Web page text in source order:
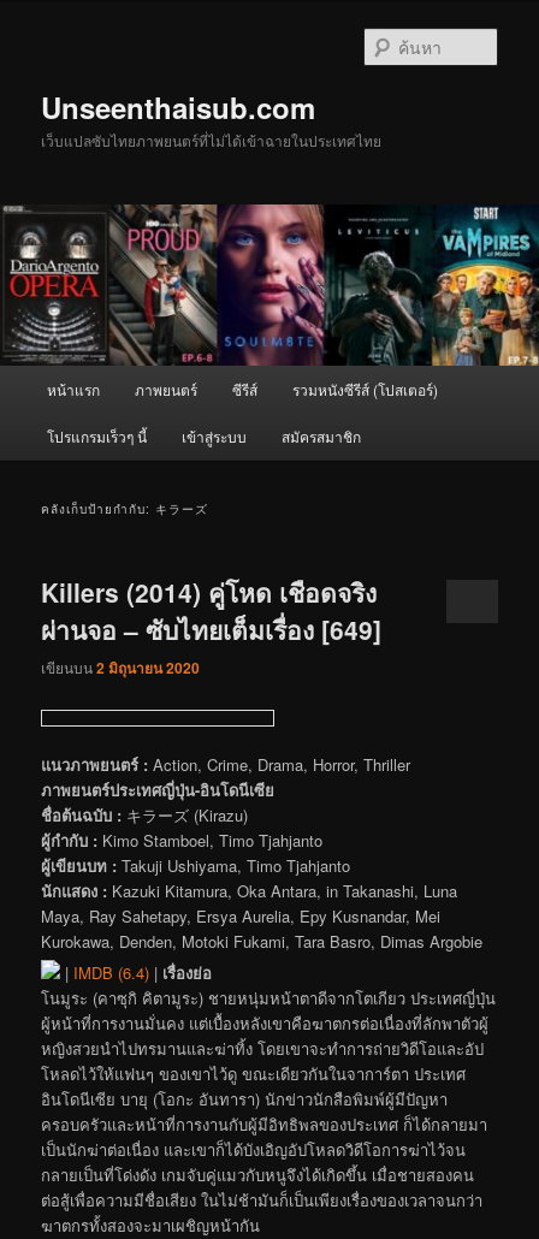
Unseenthaisub.com
เว็บแปลซับไทยภาพยนตร์ที่ไม่ได้เข้าฉายในประเทศไทย
หน้าแรก ภาพยนตร์ ซีรีส์ รวมหนังซีรีส์ (โปสเตอร์)
โปรแกรมเร็วๆ นี้ เข้าสู่ระบบ สมัครสมาชิก
คลังเก็บป้ายกำกับ: キラーズ
Killers (2014) คู่โหด เชือดจริง
ผ่านจอ – ซับไทยเต็มเรื่อง [649]
เขียนบน2 มิถุนายน 2020
แนวภาพยนตร์ : Action, Crime, Drama, Horror, Thriller
ภาพยนตร์ประเทศญี่ปุ่น-อินโดนีเซีย
ชื่อต้นฉบับ : キラーズ (Kirazu)
ผู้กำกับ : Kimo Stamboel, Timo Tjahjanto
ผู้เขียนบท : Takuji Ushiyama, Timo Tjahjanto
นักแสดง : Kazuki Kitamura, Oka Antara, in Takanashi, Luna
Maya, Ray Sahetapy, Ersya Aurelia, Epy Kusnandar, Mei
Kurokawa, Denden, Motoki Fukami, Tara Basro, Dimas Argobie
| IMDB (6.4) | เรื่องย่อ
โนมูระ (คาซุกิ คิตามูระ) ชายหนุ่มหน้าตาดีจากโตเกียว ประเทศญี่ปุ่น
ผู้หน้าที่การงานมั่นคง แต่เบื้องหลังเขาคือฆาตกรต่อเนื่องที่ลักพาตัวผู้
หญิงสวยนำไปทรมานและฆ่าทิ้ง โดยเขาจะทำการถ่ายวิดีโอและอัป
โหลดไว้ให้แฟนๆ ของเขาไว้ดู ขณะเดียวกันในจาการ์ตา ประเทศ
อินโดนีเซีย บายุ (โอกะ อันทารา) นักข่าวนักสือพิมพ์ผู้มีปัญหา
ครอบครัวและหน้าที่การงานกับผู้มีอิทธิพลของประเทศ ก็ได้กลายมา
เป็นนักฆ่าต่อเนื่อง และเขาก็ได้บังเอิญอัปโหลดวิดีโอการฆ่าไว้จน
กลายเป็นที่โด่งดัง เกมจับคู่แมวกับหนูจึงได้เกิดขึ้น เมื่อชายสองคน
ต่อสู้เพื่อความมีชื่อเสียง ในไม่ช้ามันก็เป็นเพียงเรื่องของเวลาจนกว่า
ฆาตกรทั้งสองจะมาเผชิญหน้ากัน